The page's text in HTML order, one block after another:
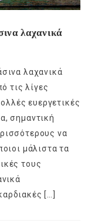
λαχανικά
λαχανικά
τις λίγες
ευεργετικές
σημαντική
να
μάλιστα τα
τους
[…]